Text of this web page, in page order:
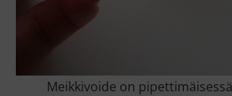
Meikkivoide on